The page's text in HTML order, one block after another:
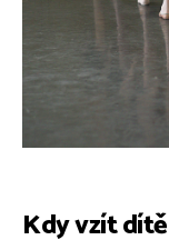
Kdy vzít